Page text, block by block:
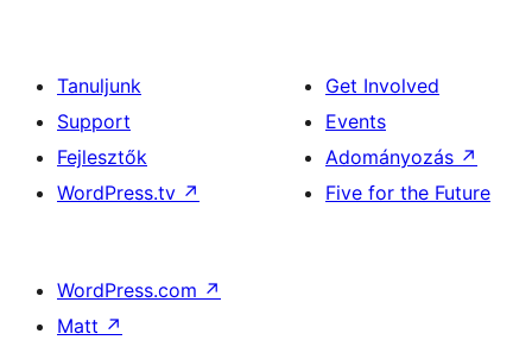
Tanuljunk
Support
Fejlesztők
WordPress.tv ↗
Get Involved
Events
Adományozás ↗
Five for the Future
WordPress.com ↗
Matt ↗